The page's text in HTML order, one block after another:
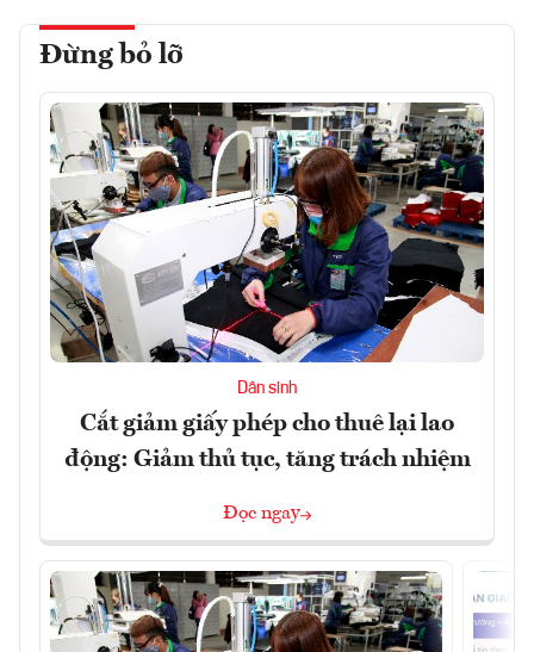
Đừng bỏ lỡ
Dân sinh
Cắt giảm giấy phép cho thuê lại lao
động: Giảm thủ tục, tăng trách nhiệm
Đọc ngay